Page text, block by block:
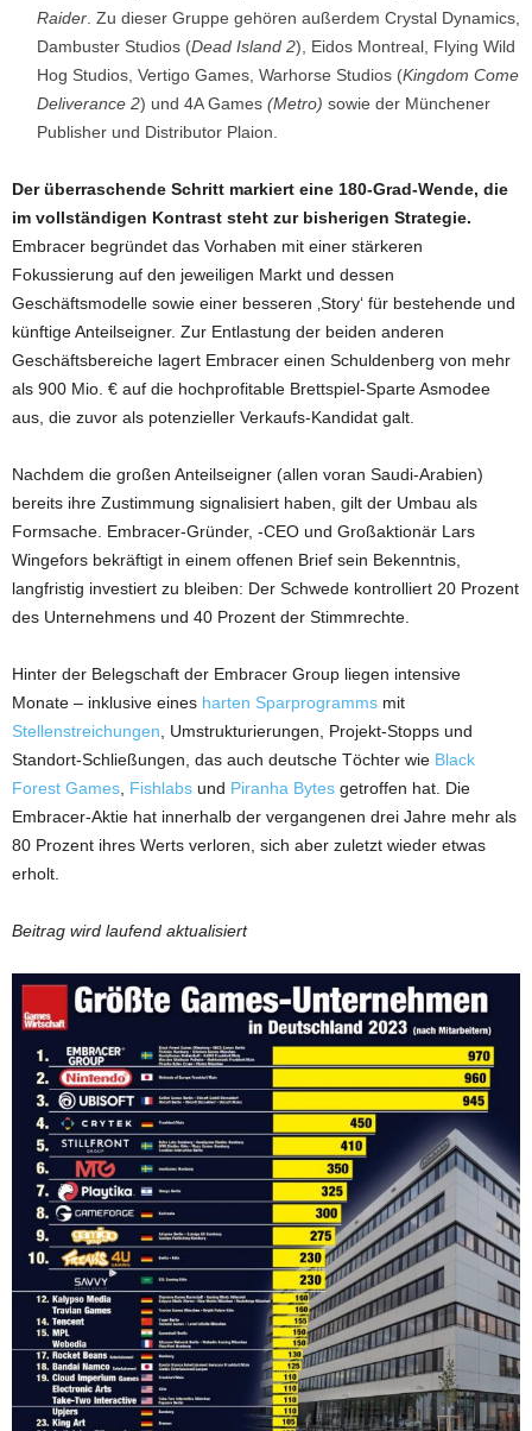
Raider . Zu dieser Gruppe gehören außerdem Crystal Dynamics,
Dambuster Studios (Dead Island 2), Eidos Montreal, Flying Wild
Hog Studios, Vertigo Games, Warhorse Studios (Kingdom Come
Deliverance 2) und 4A Games (Metro) sowie der Münchener
Publisher und Distributor Plaion.
Der überraschende Schritt markiert eine 180-Grad-Wende, die
im vollständigen Kontrast steht zur bisherigen Strategie.
Embracer begründet das Vorhaben mit einer stärkeren
Fokussierung auf den jeweiligen Markt und dessen
Geschäftsmodelle sowie einer besseren ‚Story‘ für bestehende und
künftige Anteilseigner. Zur Entlastung der beiden anderen
Geschäftsbereiche lagert Embracer einen Schuldenberg von mehr
als 900 Mio. € auf die hochprofitable Brettspiel-Sparte Asmodee
aus, die zuvor als potenzieller Verkaufs-Kandidat galt.
Nachdem die großen Anteilseigner (allen voran Saudi-Arabien)
bereits ihre Zustimmung signalisiert haben, gilt der Umbau als
Formsache. Embracer-Gründer, -CEO und Großaktionär Lars
Wingefors bekräftigt in einem offenen Brief sein Bekenntnis,
langfristig investiert zu bleiben: Der Schwede kontrolliert 20 Prozent
des Unternehmens und 40 Prozent der Stimmrechte.
Hinter der Belegschaft der Embracer Group liegen intensive
Monate – inklusive eines harten Sparprogramms mit
Stellenstreichungen , Umstrukturierungen, Projekt-Stopps und
Standort-Schließungen, das auch deutsche Töchter wie Black
Forest Games Fishlabs und Piranha Bytes getroffen hat. Die
Embracer-Aktie hat innerhalb der vergangenen drei Jahre mehr als
80 Prozent ihres Werts verloren, sich aber zuletzt wieder etwas
erholt.
Beitrag wird laufend aktualisiert